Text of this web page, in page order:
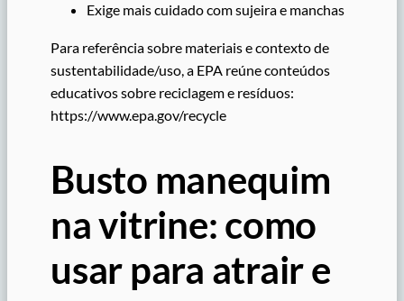
Exige mais cuidado com sujeira e manchas
Para referência sobre materiais e contexto de
sustentabilidade/uso, a EPA reúne conteúdos
educativos sobre reciclagem e resíduos:
https://www.epa.gov/recycle
Busto manequim
na vitrine: como
usar para atrair e